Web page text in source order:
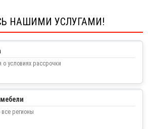
НАШИМИ УСЛУГАМИ!
условиях рассрочки
регионы